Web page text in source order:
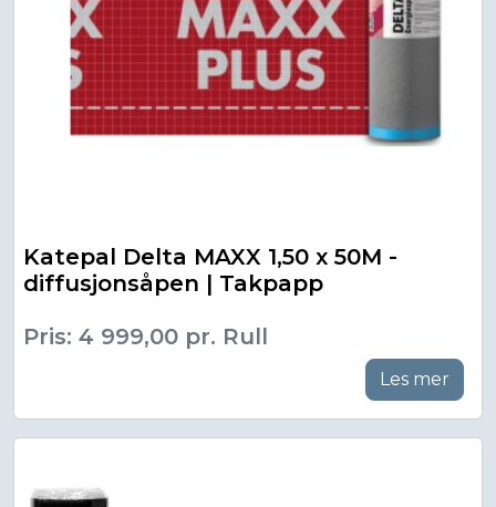
Katepal Delta MAXX 1,50 x 50M -
diffusjonsåpen | Takpapp
Pris: 4 999,00 pr. Rull
Les mer